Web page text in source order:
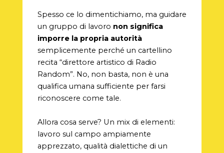
Spesso ce lo dimentichiamo, ma guidare
un gruppo di lavoro non significa
imporre la propria autorità
semplicemente perché un cartellino
recita “direttore artistico di Radio
Random”. No, non basta, non è una
qualifica umana sufficiente per farsi
riconoscere come tale.
Allora cosa serve? Un mix di elementi:
lavoro sul campo ampiamente
apprezzato, qualità dialettiche di un